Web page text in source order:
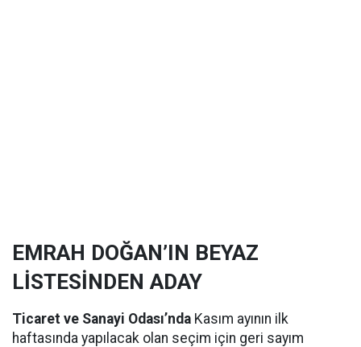
EMRAH DOĞAN’IN BEYAZ
LİSTESİNDEN ADAY
Ticaret ve Sanayi Odası’nda Kasım ayının ilk
haftasında yapılacak olan seçim için geri sayım